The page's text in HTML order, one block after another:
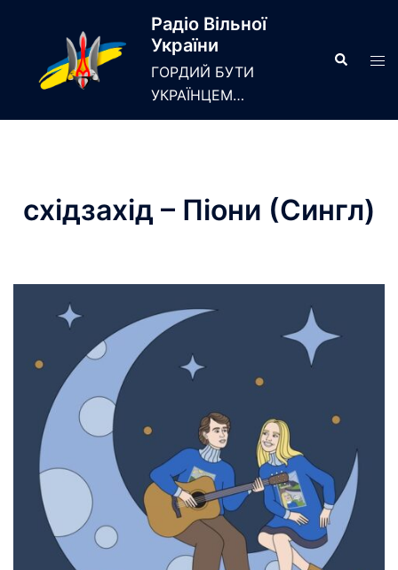
Радіо Вільної
України
ГОРДИЙ БУТИ
УКРАЇНЦЕМ…
Search
східзахід – Піони (Сингл)